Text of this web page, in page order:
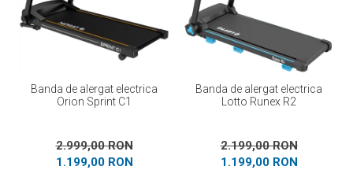
Banda de alergat electrica
Orion Sprint C1
2.999,00 RON
1.199,00 RON
Banda de alergat electrica
Lotto Runex R2
2.199,00 RON
1.199,00 RON